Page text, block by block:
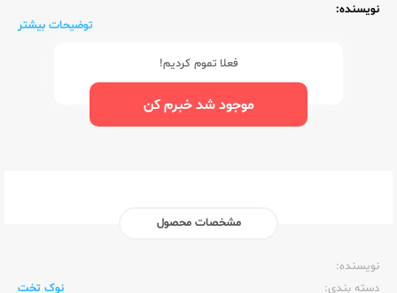
نویسنده:
توضیحات بیشتر
فعلا تموم کردیم!
موجود شد خبرم کن
مشخصات محصول
نویسنده:‌
دسته بندی:
نوک تخت